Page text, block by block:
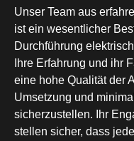
Unser Team aus
ist ein wesentlicher
Durchführung
Ihre Erfahrung und ihr
eine hohe Qualität der
Umsetzung und
sicherzustellen. Ihr
stellen sicher, dass